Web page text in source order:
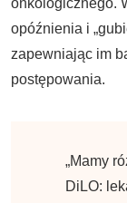
onkologicznego.
opóźnienia i
zapewniając im
postępowania.
„Mamy
DiLO: